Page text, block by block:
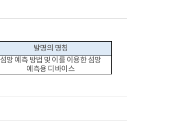
발명의 명칭
섬망 예측 방법 및 이를 이용한 섬망
예측용 디바이스